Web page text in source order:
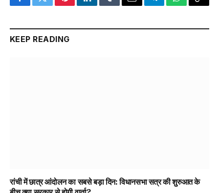
FacebookTwitterPinterestLinkedInTumblrEmailTelegramWhatsApp
Copy
KEEP READING
रांची में छात्र आंदोलन का सबसे बड़ा दिन: विधानसभा सत्र की शुरुआत के